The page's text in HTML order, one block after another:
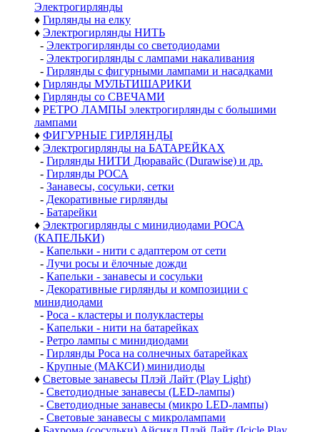
Электро­гирлянды
♦ Гирлянды на елку
♦ Электрогирлянды НИТЬ
- Электрогирлянды со светодиодами
- Электрогирлянды с лампами накаливания
- Гирлянды с фигурными лампами и насадками
♦ Гирлянды МУЛЬТИШАРИКИ
♦ Гирлянды со СВЕЧАМИ
♦ РЕТРО ЛАМПЫ электрогирлянды с большими
лампами
♦ ФИГУРНЫЕ ГИРЛЯНДЫ
♦ Электрогирлянды на БАТАРЕЙКАХ
- Гирлянды НИТИ Дюравайс (Durawise) и др.
- Гирлянды РОСА
- Занавесы, сосульки, сетки
- Декоративные гирлянды
- Батарейки
♦ Электрогирлянды с минидиодами РОСА
(КАПЕЛЬКИ)
- Капельки - нити с адаптером от сети
- Лучи росы и ёлочные дожди
- Капельки - занавесы и сосульки
- Декоративные гирлянды и композиции с
минидиодами
- Роса - кластеры и полукластеры
- Капельки - нити на батарейках
- Ретро лампы с минидиодами
- Гирлянды Роса на солнечных батарейках
- Крупные (МАКСИ) минидиоды
♦ Световые занавесы Плэй Лайт (Play Light)
- Светодиодные занавесы (LED-лампы)
- Светодиодные занавесы (микро LED-лампы)
- Световые занавесы с микролампами